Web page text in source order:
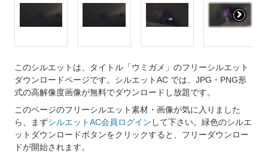
このシルエットは、タイトル「ウミガメ」のフリーシルエット
ダウンロードページです。シルエットAC では、JPG・PNG形
式の高解像度画像が無料でダウンロードし放題です。
このページのフリーシルエット素材・画像が気に入りました
ら、まずシルエットAC会員ログイン して下さい。緑色のシルエ
ットダウンロードボタンをクリックすると、フリーダウンロー
ドが開始されます。